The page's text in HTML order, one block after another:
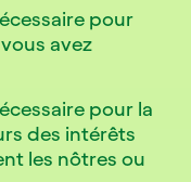
pour
avez
pour la
des intérêts
les nôtres ou